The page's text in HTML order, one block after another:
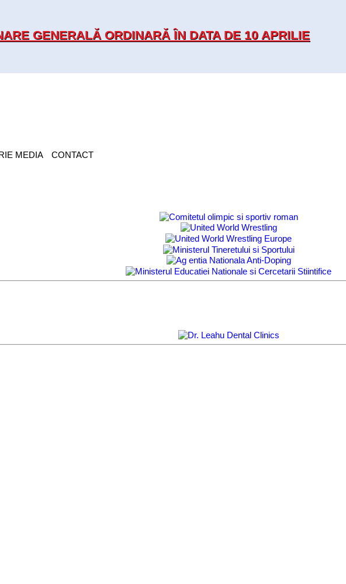
GENERALĂ ORDINARĂ ÎN DATA DE 10 APRILIE
MEDIA CONTACT